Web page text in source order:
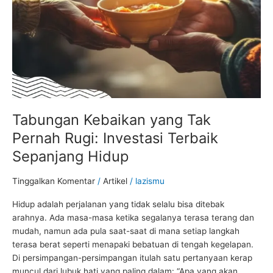
Tabungan Kebaikan yang Tak
Pernah Rugi: Investasi Terbaik
Sepanjang Hidup
Tinggalkan Komentar / Artikel / lazismu
Hidup adalah perjalanan yang tidak selalu bisa ditebak
arahnya. Ada masa-masa ketika segalanya terasa terang dan
mudah, namun ada pula saat-saat di mana setiap langkah
terasa berat seperti menapaki bebatuan di tengah kegelapan.
Di persimpangan-persimpangan itulah satu pertanyaan kerap
muncul dari lubuk hati yang paling dalam: “Apa yang akan
Investasi
Sepanjang